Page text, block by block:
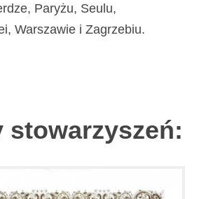
Paryżu, Seulu,
Warszawie i Zagrzebiu.
stowarzyszeń: